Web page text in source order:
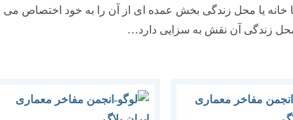
خانه یا محل زندگی بخش عمده ای از آن را به خود اختصاص می
زندگی آن نقش به سزایی دارد…